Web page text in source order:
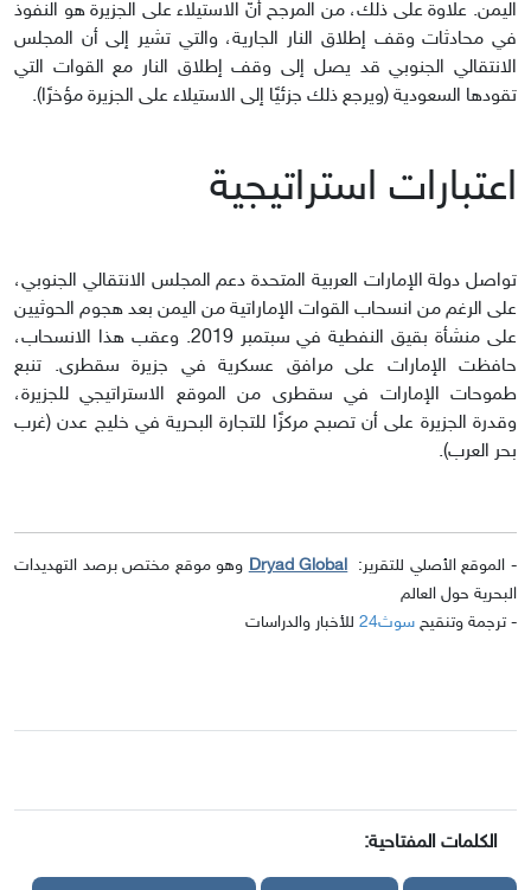
اليمن. علاوة على ذلك، من المرجح أنّ الاستيلاء على الجزيرة هو النفوذ
في محادثات وقف إطلاق النار الجارية، والتي تشير إلى أن المجلس
الانتقالي الجنوبي قد يصل إلى وقف إطلاق النار مع القوات التي
تقودها السعودية (ويرجع ذلك جزئيًا إلى الاستيلاء على الجزيرة مؤخرًا).
اعتبارات استراتيجية
تواصل دولة الإمارات العربية المتحدة دعم المجلس الانتقالي الجنوبي،
على الرغم من انسحاب القوات الإماراتية من اليمن بعد هجوم الحوثيين
على منشأة بقيق النفطية في سبتمبر 2019. وعقب هذا الانسحاب،
حافظت الإمارات على مرافق عسكرية في جزيرة سقطرى. تنبع
طموحات الإمارات في سقطرى من الموقع الاستراتيجي للجزيرة،
وقدرة الجزيرة على أن تصبح مركزًا للتجارة البحرية في خليج عدن (غرب
بحر العرب).
- الموقع الأصلي للتقرير: Dryad Global وهو موقع مختص برصد التهديدات
البحرية حول العالم
- ترجمة وتنقيح سوث24 للأخبار والدراسات
الكلمات المفتاحية: